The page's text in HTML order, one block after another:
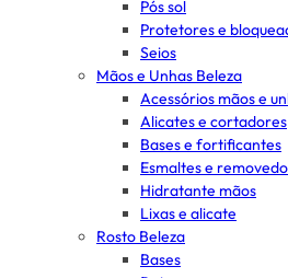
Pós sol
Protetores e
Seios
Mãos e Unhas Beleza
Acessórios mãos e
Alicates e cortadores
Bases e fortificantes
Esmaltes e
Hidratante mãos
Lixas e alicate
Rosto Beleza
Bases